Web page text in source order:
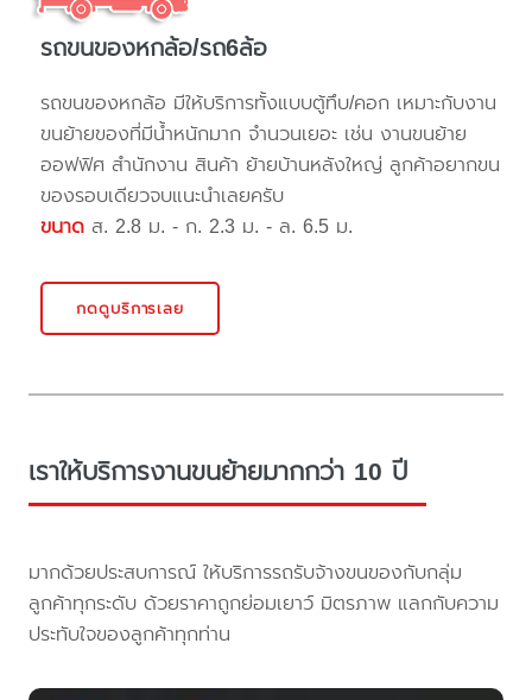
รถขนของหกล้อ/รถ6ล้อ
รถขนของหกล้อ มีให้บริการทั้งแบบตู้ทึบ/คอก เหมาะกับงาน
ขนย้ายของที่มีน้ำหนักมาก จำนวนเยอะ เช่น งานขนย้าย
ออฟฟิศ สำนักงาน สินค้า ย้ายบ้านหลังใหญ่ ลูกค้าอยากขน
ของรอบเดียวจบแนะนำเลยครับ
ขนาด ส. 2.8 ม. - ก. 2.3 ม. - ล. 6.5 ม.
กดดูบริการเลย
เราให้บริการงานขนย้ายมากกว่า 10 ปี
มากด้วยประสบการณ์ ให้บริการรถรับจ้างขนของกับกลุ่ม
ลูกค้าทุกระดับ ด้วยราคาถูกย่อมเยาว์ มิตรภาพ แลกกับความ
ประทับใจของลูกค้าทุกท่าน